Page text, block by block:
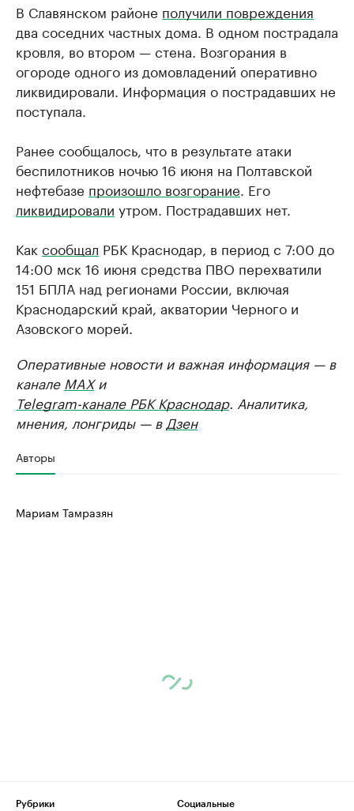
В Славянском районе получили повреждения
два соседних частных дома. В одном пострадала
кровля, во втором — стена. Возгорания в
огороде одного из домовладений оперативно
ликвидировали. Информация о пострадавших не
поступала.
Ранее сообщалось, что в результате атаки
беспилотников ночью 16 июня на Полтавской
нефтебазе произошло возгорание . Его
ликвидировали утром. Пострадавших нет.
Как сообщал РБК Краснодар, в период с 7:00 до
14:00 мск 16 июня средства ПВО перехватили
151 БПЛА над регионами России, включая
Краснодарский край, акватории Черного и
Азовского морей.
Оперативные новости и важная информация — в
канале MAXи
Telegram-канале РБК Краснодар. Аналитика,
мнения, лонгриды — в Дзен
Авторы
Мариам Тамразян
Рубрики
Социальные